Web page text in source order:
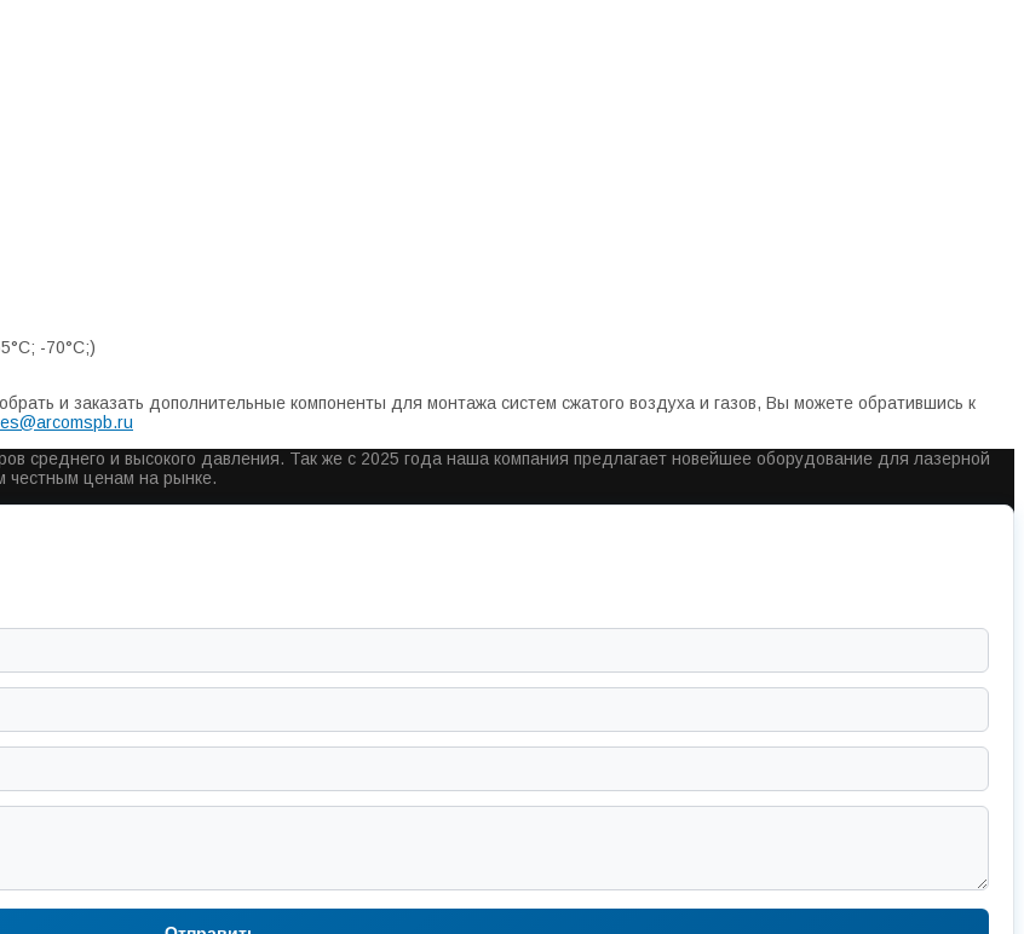
-70°С;)
и заказать дополнительные компоненты для монтажа систем сжатого воздуха и газов, Вы можете обратившись к
среднего и высокого давления. Так же с 2025 года наша компания предлагает новейшее оборудование для лазерной
честным ценам на рынке.